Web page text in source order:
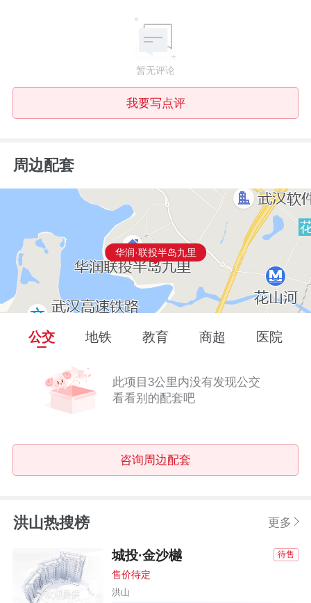
暂无评论
我要写点评
周边配套
华润·联投半岛九里
公交 地铁 教育 商超 医院
此项目3公里内没有发现公交
看看别的配套吧
咨询周边配套
洪山热搜榜 更多
城投·金沙樾 待售
售价待定
洪山